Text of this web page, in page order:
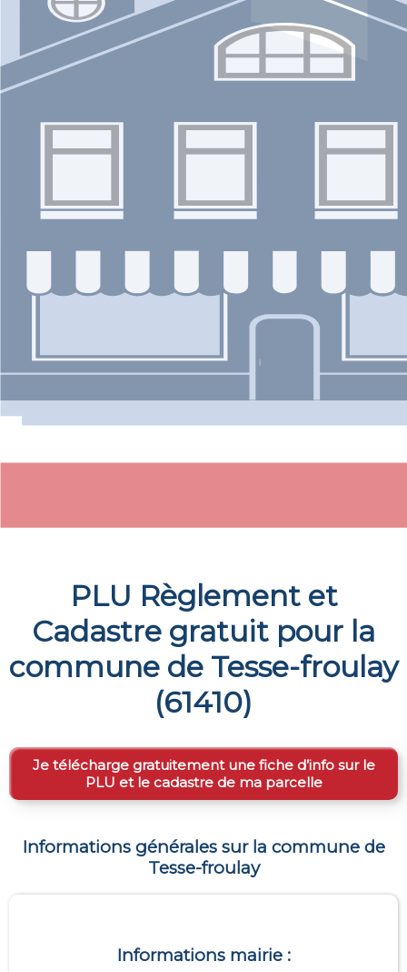
PLU Règlement et
Cadastre gratuit pour la
commune de Tesse-froulay
(61410)
Je télécharge gratuitement une fiche d’info sur le
PLU et le cadastre de ma parcelle
Informations générales sur la commune de
Tesse-froulay
Informations mairie :